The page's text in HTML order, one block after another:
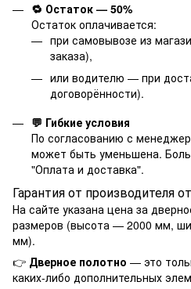
🔁 Остаток — 50%
Остаток оплачивается:
при самовывозе из
заказа),
или водителю — при
договорённости).
💬 Гибкие условия
По согласованию с
может быть уменьшена.
"Оплата и доставка".
Гарантия от производителя
На сайте указана цена за
размеров (высота — 2000 мм,
мм).
👉 Дверное полотно — это
каких-либо дополнительных